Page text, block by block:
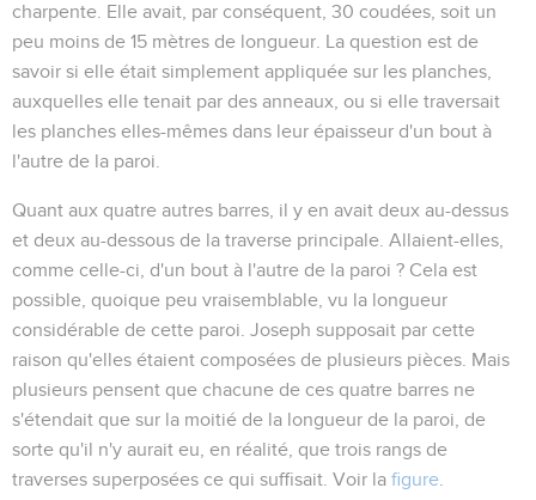
charpente. Elle avait, par conséquent, 30 coudées, soit un
peu moins de 15 mètres de longueur. La question est de
savoir si elle était simplement appliquée sur les planches,
auxquelles elle tenait par des anneaux, ou si elle traversait
les planches elles-mêmes dans leur épaisseur d'un bout à
l'autre de la paroi.
Quant aux quatre autres barres, il y en avait deux au-dessus
et deux au-dessous de la traverse principale. Allaient-elles,
comme celle-ci, d'un bout à l'autre de la paroi ? Cela est
possible, quoique peu vraisemblable, vu la longueur
considérable de cette paroi. Joseph supposait par cette
raison qu'elles étaient composées de plusieurs pièces. Mais
plusieurs pensent que chacune de ces quatre barres ne
s'étendait que sur la moitié de la longueur de la paroi, de
sorte qu'il n'y aurait eu, en réalité, que trois rangs de
traverses superposées ce qui suffisait. Voir la figure